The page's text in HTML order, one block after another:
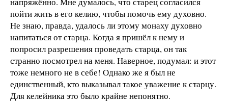
пойти жить в его келию, чтобы помочь ему духовно.
Не знаю, правда, удалось ли этому монаху духовно
напитаться от старца. Когда я пришёл к нему и
попросил разрешения проведать старца, он так
странно посмотрел на меня. Наверное, подумал: и этот
тоже немного не в себе! Однако же я был не
единственный, кто выказывал такое уважение к старцу.
Для келейника это было крайне непонятно.